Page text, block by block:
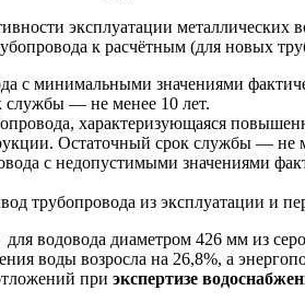
эксплуатации
к расчётным (для новых
с минимальными значениями
службы — не менее 10 лет.
характеризующаяся
Остаточный срок службы —
с недопустимыми значениями
трубопровода из эксплуатации и
водовода диаметром 426 мм из
воды возросла на 26,8%, а
при экспертизе